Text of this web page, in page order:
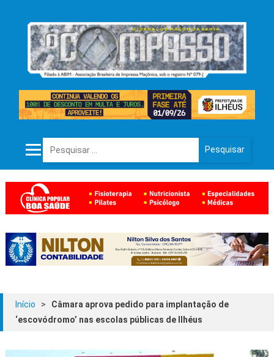
Pesquisar por:
Início >
Câmara aprova pedido para implantação de
‘escovódromo’ nas escolas públicas de Ilhéus